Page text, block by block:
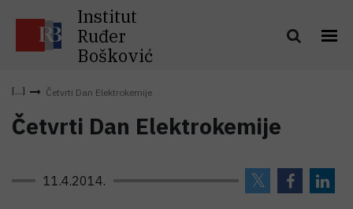
Institut
Ruđer
Bošković
Četvrti Dan Elektrokemije
Četvrti Dan Elektrokemije
11.4.2014.